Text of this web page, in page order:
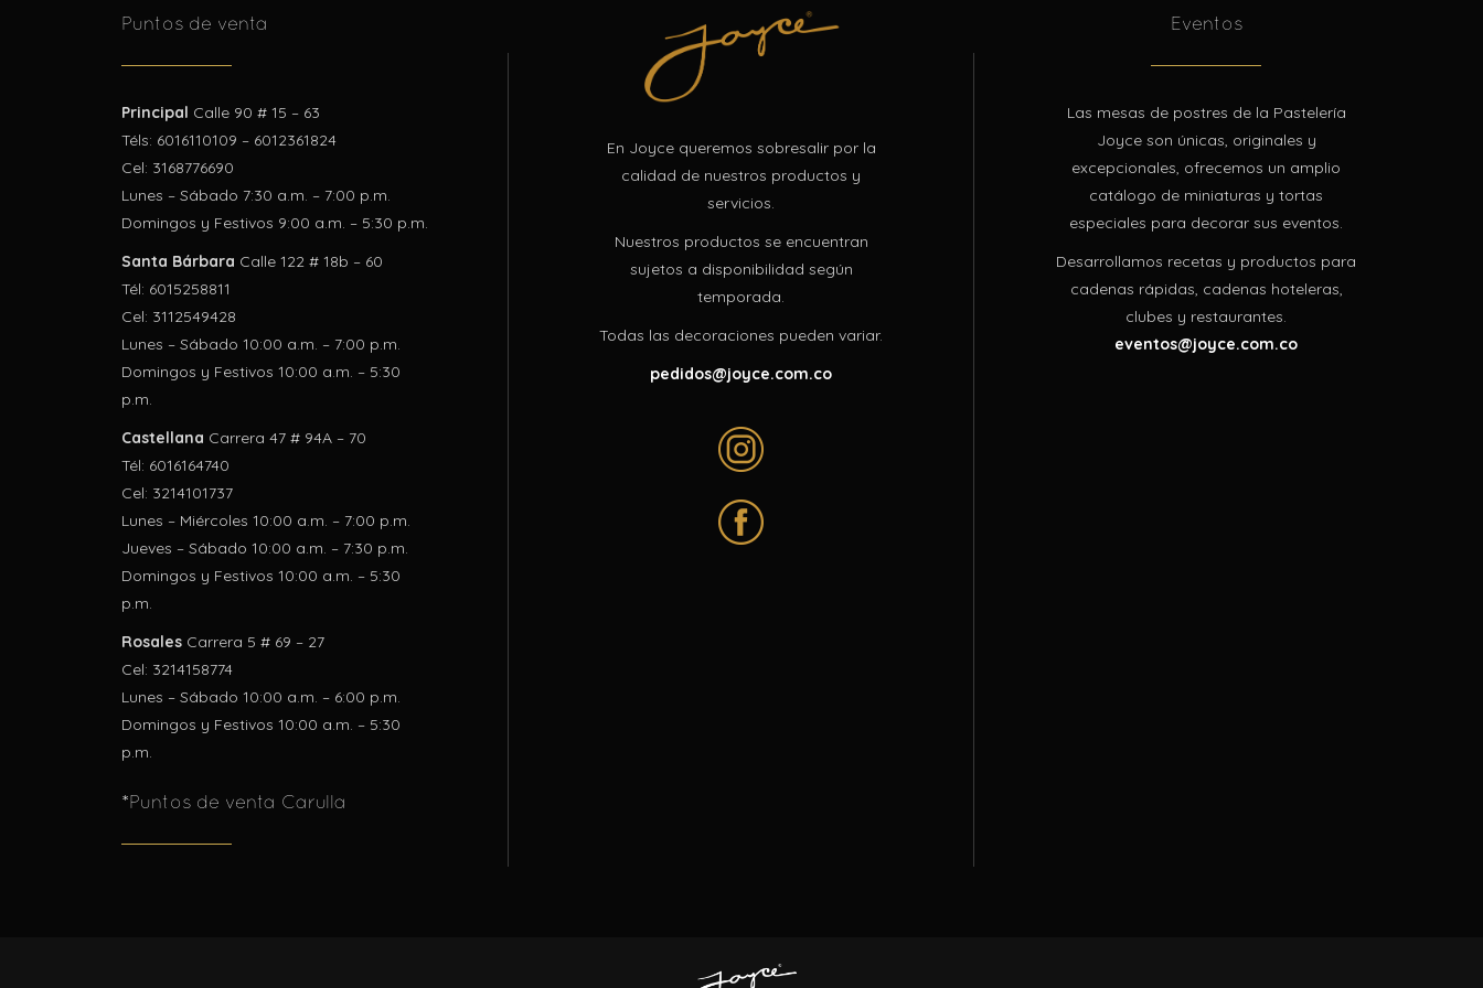
Puntos de venta
Principal Calle 90 # 15 – 63
Téls: 6016110109 – 6012361824
Cel: 3168776690
Lunes – Sábado 7:30 a.m. – 7:00 p.m.
Domingos y Festivos 9:00 a.m. – 5:30 p.m.
Santa Bárbara Calle 122 # 18b – 60
Tél: 6015258811
Cel: 3112549428
Lunes – Sábado 10:00 a.m. – 7:00 p.m.
Domingos y Festivos 10:00 a.m. – 5:30
p.m.
Castellana Carrera 47 # 94A – 70
Tél: 6016164740
Cel: 3214101737
Lunes – Miércoles 10:00 a.m. – 7:00 p.m.
Jueves – Sábado 10:00 a.m. – 7:30 p.m.
Domingos y Festivos 10:00 a.m. – 5:30
p.m.
Rosales Carrera 5 # 69 – 27
Cel: 3214158774
Lunes – Sábado 10:00 a.m. – 6:00 p.m.
Domingos y Festivos 10:00 a.m. – 5:30
p.m.
*Puntos de venta Carulla
En Joyce queremos sobresalir por la
calidad de nuestros productos y
servicios.
Nuestros productos se encuentran
sujetos a disponibilidad según
temporada.
Todas las decoraciones pueden variar.
pedidos@joyce.com.co
Eventos
Las mesas de postres de la Pastelería
Joyce son únicas, originales y
excepcionales, ofrecemos un amplio
catálogo de miniaturas y tortas
especiales para decorar sus eventos.
Desarrollamos recetas y productos para
cadenas rápidas, cadenas hoteleras,
clubes y restaurantes.
eventos@joyce.com.co